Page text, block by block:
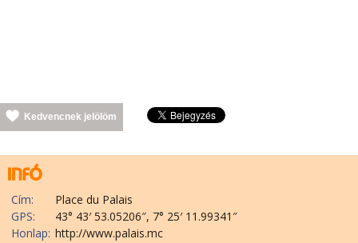
Kedvencnek jelölöm
Cím:
Place du Palais
GPS:
43° 43′ 53.05206″, 7° 25′ 11.99341″
Honlap: http://www.palais.mc